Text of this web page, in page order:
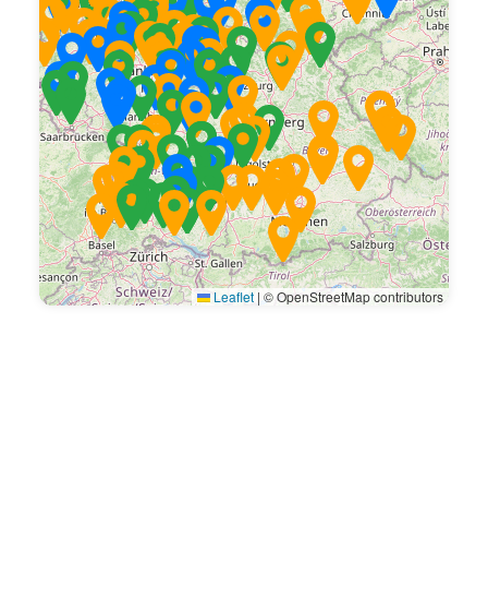
Leaflet | © OpenStreetMap contributors